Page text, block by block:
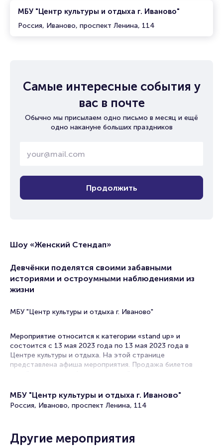
МБУ "Центр культуры и отдыха г. Иваново"
Россия, Иваново, проспект Ленина, 114
Самые интересные события у
вас в почте
Обычно мы присылаем одно письмо в месяц и ещё
одно накануне больших праздников
Продолжить
Шоу «Женский Стендап»
Девчёнки поделятся своими забавными
историями и остроумными наблюдениями из
жизни
МБУ "Центр культуры и отдыха г. Иваново"
Мероприятие относится к категории «stand up» и
состоится с 13 мая 2023 года по 13 мая 2023 года в
Центре культуры и отдыха. На этой странице
представлена афиша мероприятия. Продажа билетов
достать билет на Stand Up.
В в Иваново концерты комиков, выступающих в жанре
их репертуаре разговорные шутки на самые
МБУ "Центр культуры и отдыха г. Иваново"
Россия, Иваново, проспект Ленина, 114
Другие мероприятия